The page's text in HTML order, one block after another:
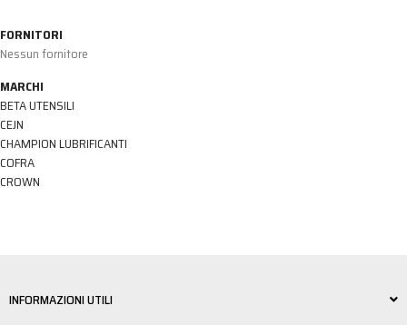
FORNITORI
Nessun fornitore
MARCHI
BETA UTENSILI
CEJN
CHAMPION LUBRIFICANTI
COFRA
CROWN
INFORMAZIONI UTILI